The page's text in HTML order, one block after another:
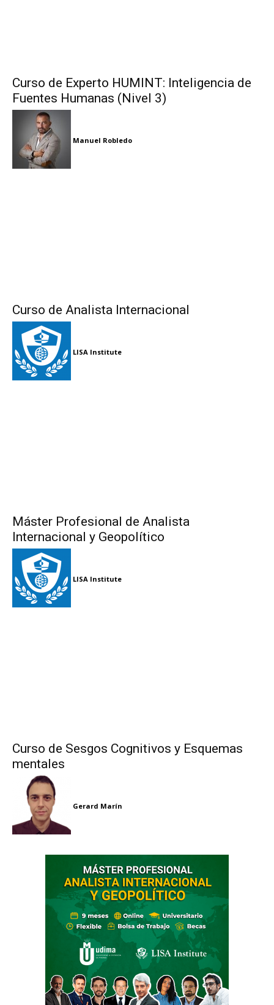
Curso de Experto HUMINT: Inteligencia de
Fuentes Humanas (Nivel 3)
Manuel Robledo
Curso de Analista Internacional
LISA Institute
Máster Profesional de Analista
Internacional y Geopolítico
LISA Institute
Curso de Sesgos Cognitivos y Esquemas
mentales
Gerard Marín